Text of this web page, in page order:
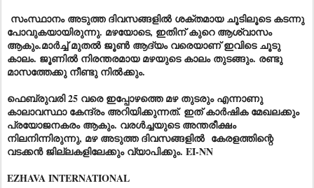
സംസ്ഥാനം അടുത്ത ദിവസങ്ങളിൽ ശക്തമായ ചൂടിലൂടെ കടന്നു
പോവുകയായിരുന്നു. മഴയോടെ, ഇതിന് കുറെ ആശ്വാസം
ആകും.മാർച്ച് മുതൽ ജൂൺ ആദ്യം വരെയാണ് ഇവിടെ ചൂടു
കാലം. ജൂണിൽ നിരന്തരമായ മഴയുടെ കാലം തുടങ്ങും. രണ്ടു
മാസത്തേക്കു നീണ്ടു നിൽക്കും.
ഫെബ്രുവരി 25 വരെ ഇപ്പോഴത്തെ മഴ തുടരും എന്നാണു
കാലാവസ്ഥാ കേന്ദ്രം അറിയിക്കുന്നത്. ഇത് കാർഷിക മേഖലക്കും
പ്രയോജനകരം ആകും. വരൾച്ചയുടെ അന്തരീക്ഷം
നിലനിന്നിരുന്നു, മഴ അടുത്ത ദിവസങ്ങളിൽ കേരളത്തിന്റെ
വടക്കൻ ജില്ലകളിലേക്കും വ്യാപിക്കും. EI-NN
EZHAVA INTERNATIONAL